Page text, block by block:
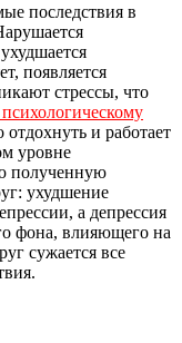
последствия в
появляется
стрессы, что
и работает
уровне
полученную
ухудшение
а депрессия
фона, влияющего на
сужается все